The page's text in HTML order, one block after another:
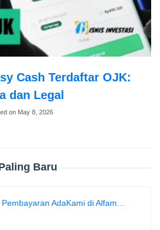
Cash Terdaftar OJK:
dan Legal
on May 8, 2026
Baru
Pembayaran AdaKami di Alfam…